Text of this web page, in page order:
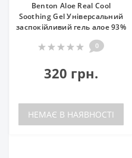
Benton Aloe Real Cool
Soothing Gel Універсальний
заспокійливий гель алое 93%
0
320 грн.
НЕМАЄ В НАЯВНОСТІ